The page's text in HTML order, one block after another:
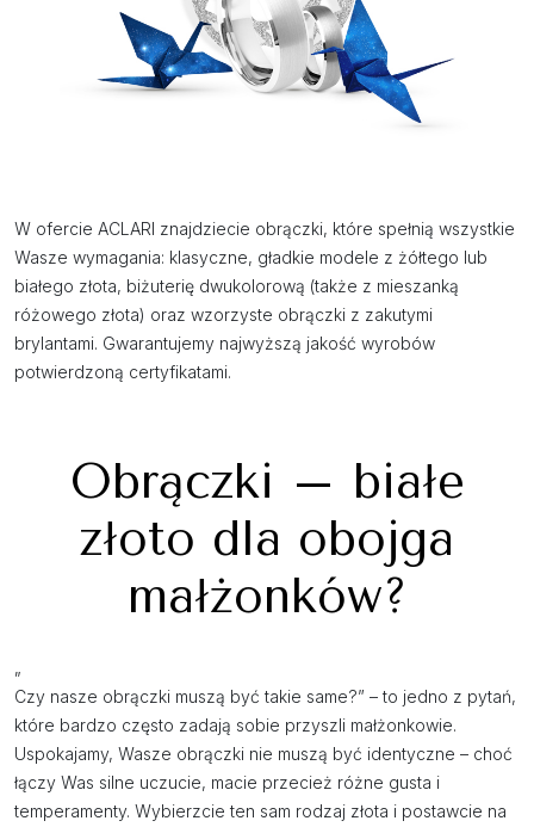
W ofercie ACLARI znajdziecie obrączki, które spełnią wszystkie
Wasze wymagania: klasyczne, gładkie modele z żółtego lub
białego złota, biżuterię dwukolorową (także z mieszanką
różowego złota) oraz wzorzyste obrączki z zakutymi
brylantami. Gwarantujemy najwyższą jakość wyrobów
potwierdzoną certyfikatami.
Obrączki – białe
złoto dla obojga
małżonków?
„
Czy nasze obrączki muszą być takie same?” – to jedno z pytań,
które bardzo często zadają sobie przyszli małżonkowie.
Uspokajamy, Wasze obrączki nie muszą być identyczne – choć
łączy Was silne uczucie, macie przecież różne gusta i
temperamenty. Wybierzcie ten sam rodzaj złota i postawcie na